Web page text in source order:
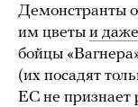
Демонстранты
им цветы и
бойцы
(их посадят
ЕС не признает